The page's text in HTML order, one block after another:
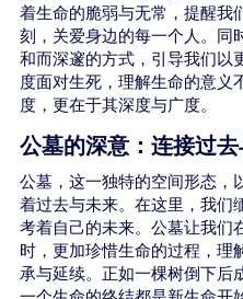
着生命的脆弱与无常，提醒我
刻，关爱身边的每一个人。同
和而深邃的方式，引导我们以
度面对生死，理解生命的意义
度，更在于其深度与广度。
公墓的深意：连接过
公墓，这一独特的空间形态，
着过去与未来。在这里，我们
考着自己的未来。公墓让我们
时，更加珍惜生命的过程，理
承与延续。正如一棵树倒下后